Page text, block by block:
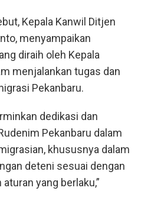
Kepala Kanwil Ditjen
menyampaikan
diraih oleh Kepala
menjalankan tugas dan
Pekanbaru.
dedikasi dan
Pekanbaru dalam
khususnya dalam
deteni sesuai dengan
yang berlaku,”